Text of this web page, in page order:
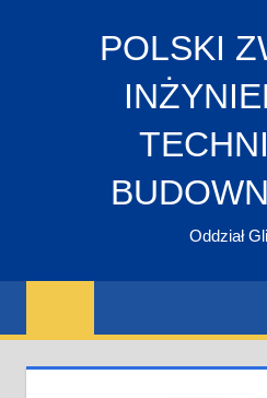
POLSKI
Oddział